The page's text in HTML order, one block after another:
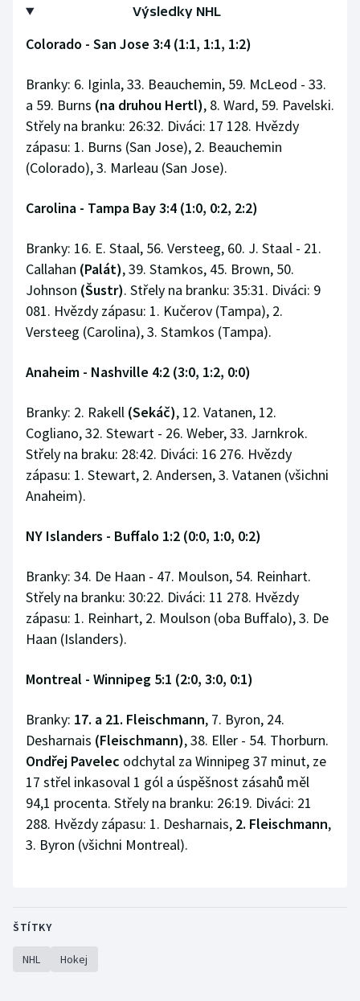
Výsledky NHL
Colorado - San Jose 3:4 (1:1, 1:1, 1:2)
Branky: 6. Iginla, 33. Beauchemin, 59. McLeod - 33.
a 59. Burns (na druhou Hertl), 8. Ward, 59. Pavelski.
Střely na branku: 26:32. Diváci: 17 128. Hvězdy
zápasu: 1. Burns (San Jose), 2. Beauchemin
(Colorado), 3. Marleau (San Jose).
Carolina - Tampa Bay 3:4 (1:0, 0:2, 2:2)
Branky: 16. E. Staal, 56. Versteeg, 60. J. Staal - 21.
Callahan (Palát), 39. Stamkos, 45. Brown, 50.
Johnson (Šustr). Střely na branku: 35:31. Diváci: 9
081. Hvězdy zápasu: 1. Kučerov (Tampa), 2.
Versteeg (Carolina), 3. Stamkos (Tampa).
Anaheim - Nashville 4:2 (3:0, 1:2, 0:0)
Branky: 2. Rakell (Sekáč), 12. Vatanen, 12.
Cogliano, 32. Stewart - 26. Weber, 33. Jarnkrok.
Střely na braku: 28:42. Diváci: 16 276. Hvězdy
zápasu: 1. Stewart, 2. Andersen, 3. Vatanen (všichni
Anaheim).
NY Islanders - Buffalo 1:2 (0:0, 1:0, 0:2)
Branky: 34. De Haan - 47. Moulson, 54. Reinhart.
Střely na branku: 30:22. Diváci: 11 278. Hvězdy
zápasu: 1. Reinhart, 2. Moulson (oba Buffalo), 3. De
Haan (Islanders).
Montreal - Winnipeg 5:1 (2:0, 3:0, 0:1)
Branky: 17. a 21. Fleischmann, 7. Byron, 24.
Desharnais (Fleischmann), 38. Eller - 54. Thorburn.
Ondřej Pavelec odchytal za Winnipeg 37 minut, ze
17 střel inkasoval 1 gól a úspěšnost zásahů měl
94,1 procenta. Střely na branku: 26:19. Diváci: 21
288. Hvězdy zápasu: 1. Desharnais, 2. Fleischmann,
3. Byron (všichni Montreal).
ŠTÍTKY
NHL Hokej